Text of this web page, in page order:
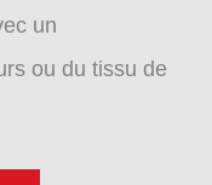
un
ou du tissu de